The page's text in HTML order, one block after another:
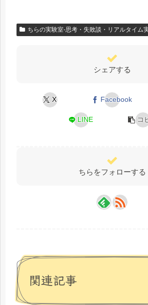
ちらの実験室-思考・失敗談・リアルタイム
シェアする
X Facebook
LINE コ
ちらをフォローする
関連記事